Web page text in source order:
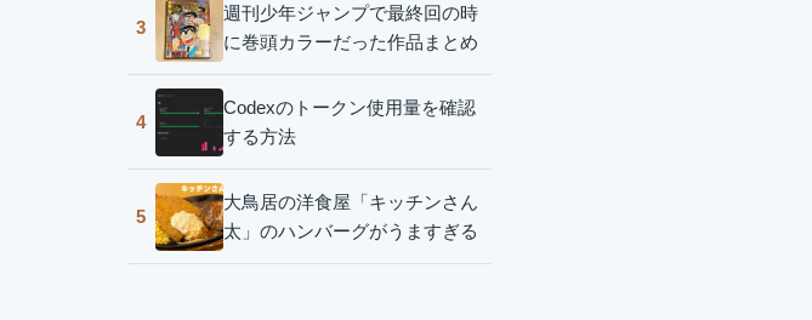
3
週刊少年ジャンプで最終回の時
に巻頭カラーだった作品まとめ
4
Codexのトークン使用量を確認
する方法
5
大鳥居の洋食屋「キッチンさん
太」のハンバーグがうますぎる